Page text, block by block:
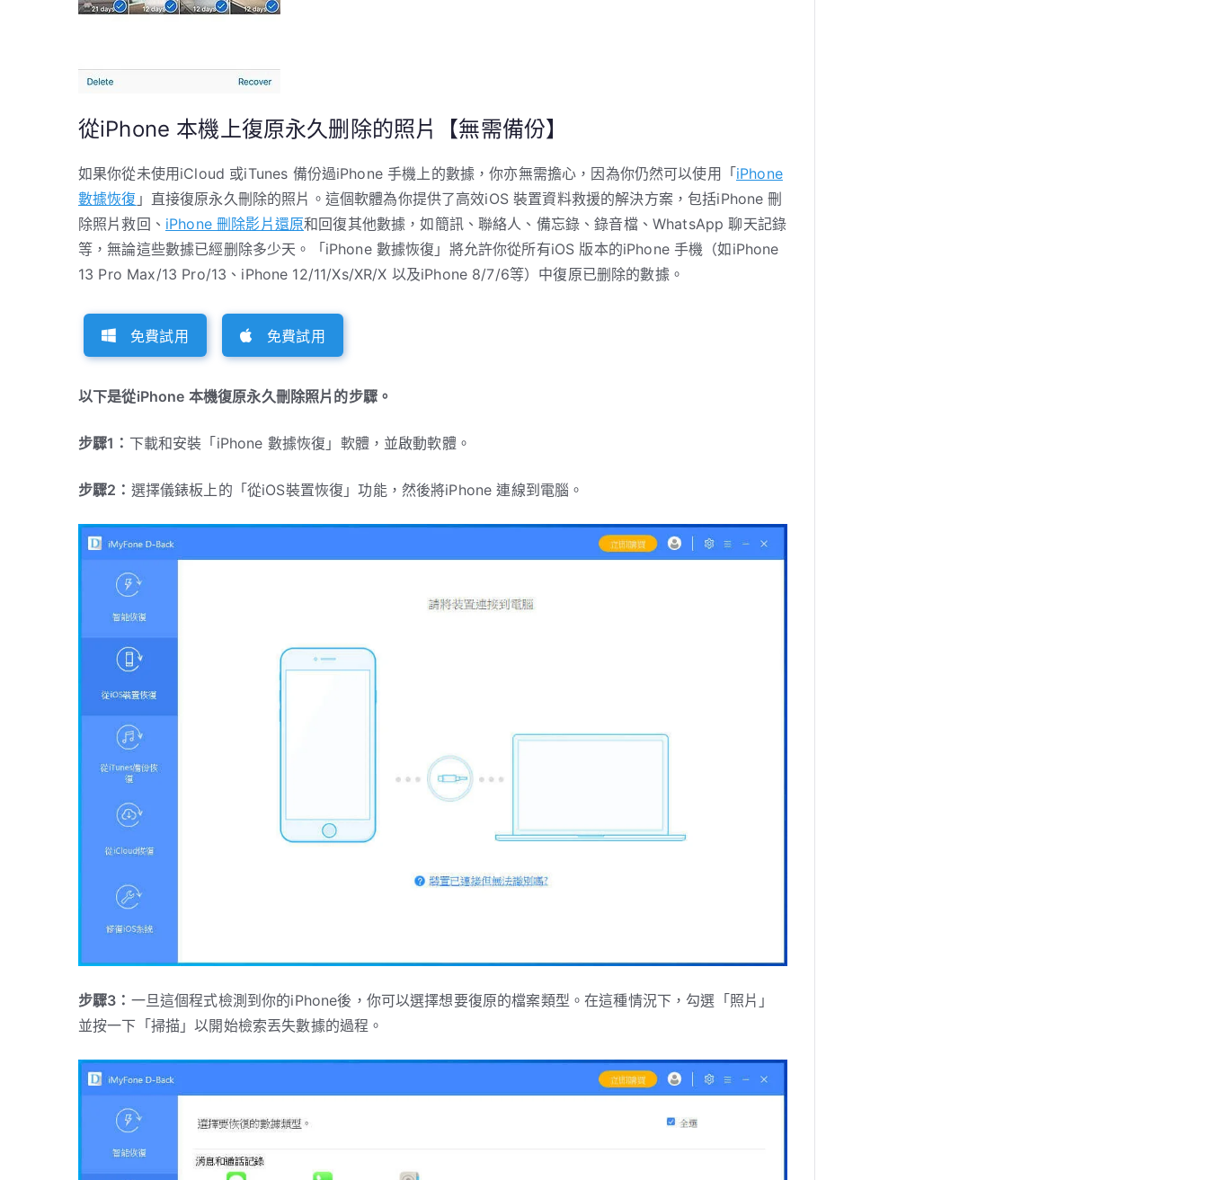
從iPhone 本機上復原永久删除的照片【無需備份】
如果你從未使用iCloud 或iTunes 備份過iPhone 手機上的數據，你亦無需擔心，因為你仍然可以使用「 iPhone
數據恢復 」直接復原永久刪除的照片。這個軟體為你提供了高效iOS 裝置資料救援的解決方案，包括iPhone 刪
除照片救回、 iPhone 刪除影片還原和回復其他數據，如簡訊、聯絡人、備忘錄、錄音檔、WhatsApp 聊天記錄
等，無論這些數據已經删除多少天。「iPhone 數據恢復」將允許你從所有iOS 版本的iPhone 手機（如iPhone
13 Pro Max/13 Pro/13、iPhone 12/11/Xs/XR/X 以及iPhone 8/7/6等）中復原已删除的數據。
免費試用 免費試用
以下是從iPhone 本機復原永久刪除照片的步驟。
步驟1： 下載和安裝「iPhone 數據恢復」軟體，並啟動軟體。
步驟2： 選擇儀錶板上的「從iOS裝置恢復」功能，然後將iPhone 連線到電腦。
步驟3： 一旦這個程式檢測到你的iPhone後，你可以選擇想要復原的檔案類型。在這種情況下，勾選「照片」
並按一下「掃描」以開始檢索丟失數據的過程。